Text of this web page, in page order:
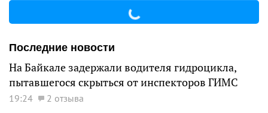
Последние новости
На Байкале задержали водителя гидроцикла,
пытавшегося скрыться от инспекторов ГИМС
19:24 2 отзыва